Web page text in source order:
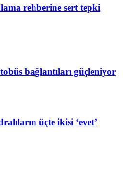
rehberine sert tepki
bağlantıları güçleniyor
üçte ikisi ‘evet’